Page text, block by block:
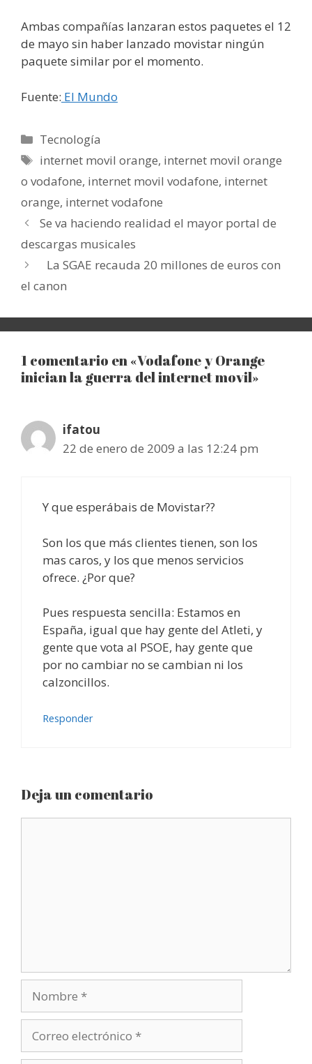
Ambas compañías lanzaran estos paquetes el 12
de mayo sin haber lanzado movistar ningún
paquete similar por el momento.
Fuente: El Mundo
Categorías
Tecnología
Etiquetas
internet movil orange, internet movil orange
o vodafone, internet movil vodafone, internet
orange, internet vodafone
Se va haciendo realidad el mayor portal de
descargas musicales
La SGAE recauda 20 millones de euros con
el canon
1 comentario en «Vodafone y Orange
inician la guerra del internet movil»
ifatou
22 de enero de 2009 a las 12:24 pm
Y que esperábais de Movistar??
Son los que más clientes tienen, son los
mas caros, y los que menos servicios
ofrece. ¿Por que?
Pues respuesta sencilla: Estamos en
España, igual que hay gente del Atleti, y
gente que vota al PSOE, hay gente que
por no cambiar no se cambian ni los
calzoncillos.
Responder
Deja un comentario
electrónico